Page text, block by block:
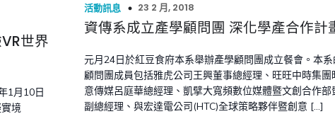
活動訊息 23 2 月, 2018
資傳系成立產學顧問團 深化學產合作計
元月24日於紅豆食府本系舉辦產學顧問團成立餐會。本
顧問團成員包括雅虎公司王興董事總經理、旺旺中時集團
意傳媒呂庭華總經理、凱擘大寬頻數位媒體暨文創合作部
副總經理、與宏達電公司(HTC)全球策略夥伴暨創意 […]
世界
1月10日
境